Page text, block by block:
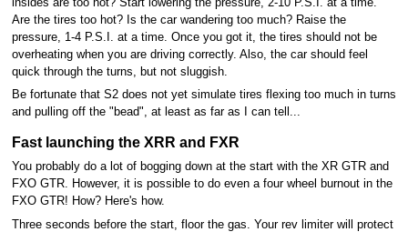
Are the tires too hot? Is the car wandering too much? Raise the
pressure, 1-4 P.S.I. at a time. Once you got it, the tires should not be
overheating when you are driving correctly. Also, the car should feel
quick through the turns, but not sluggish.
Be fortunate that S2 does not yet simulate tires flexing too much in turns
and pulling off the "bead", at least as far as I can tell...
Fast launching the XRR and FXR
You probably do a lot of bogging down at the start with the XR GTR and
FXO GTR. However, it is possible to do even a four wheel burnout in the
FXO GTR! How? Here's how.
Three seconds before the start, floor the gas. Your rev limiter will protect